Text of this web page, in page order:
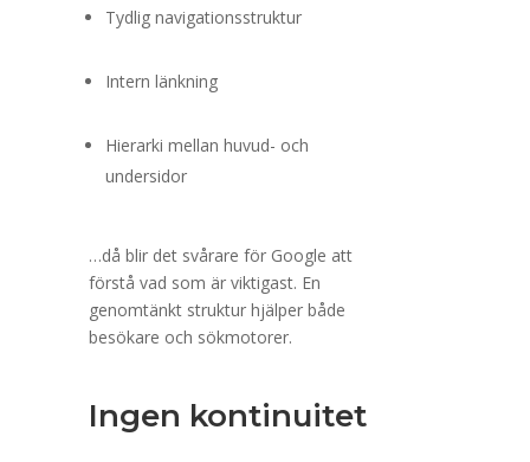
Tydlig navigationsstruktur
Intern länkning
Hierarki mellan huvud- och
undersidor
…då blir det svårare för Google att
förstå vad som är viktigast. En
genomtänkt struktur hjälper både
besökare och sökmotorer.
Ingen kontinuitet